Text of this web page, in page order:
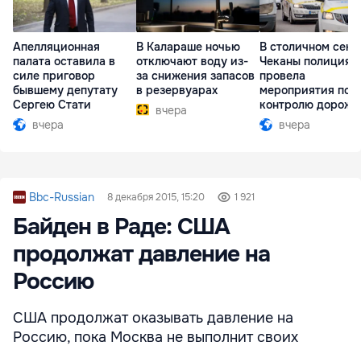
Апелляционная
палата оставила в
силе приговор
бывшему депутату
Сергею Стати
вчера
В Калараше ночью
отключают воду из-
за снижения запасов
в резервуарах
вчера
В столичном
Чеканы полиция
провела
мероприятия по
контролю
движения
вчера
Bbc-Russian 8 декабря 2015, 15:20 1 921
Байден в Раде: США
продолжат давление на
Россию
США продолжат оказывать давление на
Россию, пока Москва не выполнит своих